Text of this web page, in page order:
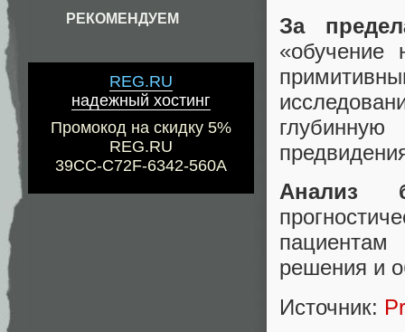
РЕКОМЕНДУЕМ
REG.RU
надежный хостинг
Промокод на скидку 5%
REG.RU
39CC-C72F-6342-560A
За
«обучение
Анализ
решения и
Источник: